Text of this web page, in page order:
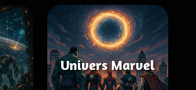
Univers Marvel